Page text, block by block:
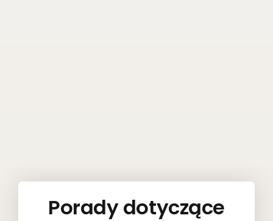
Porady dotyczące